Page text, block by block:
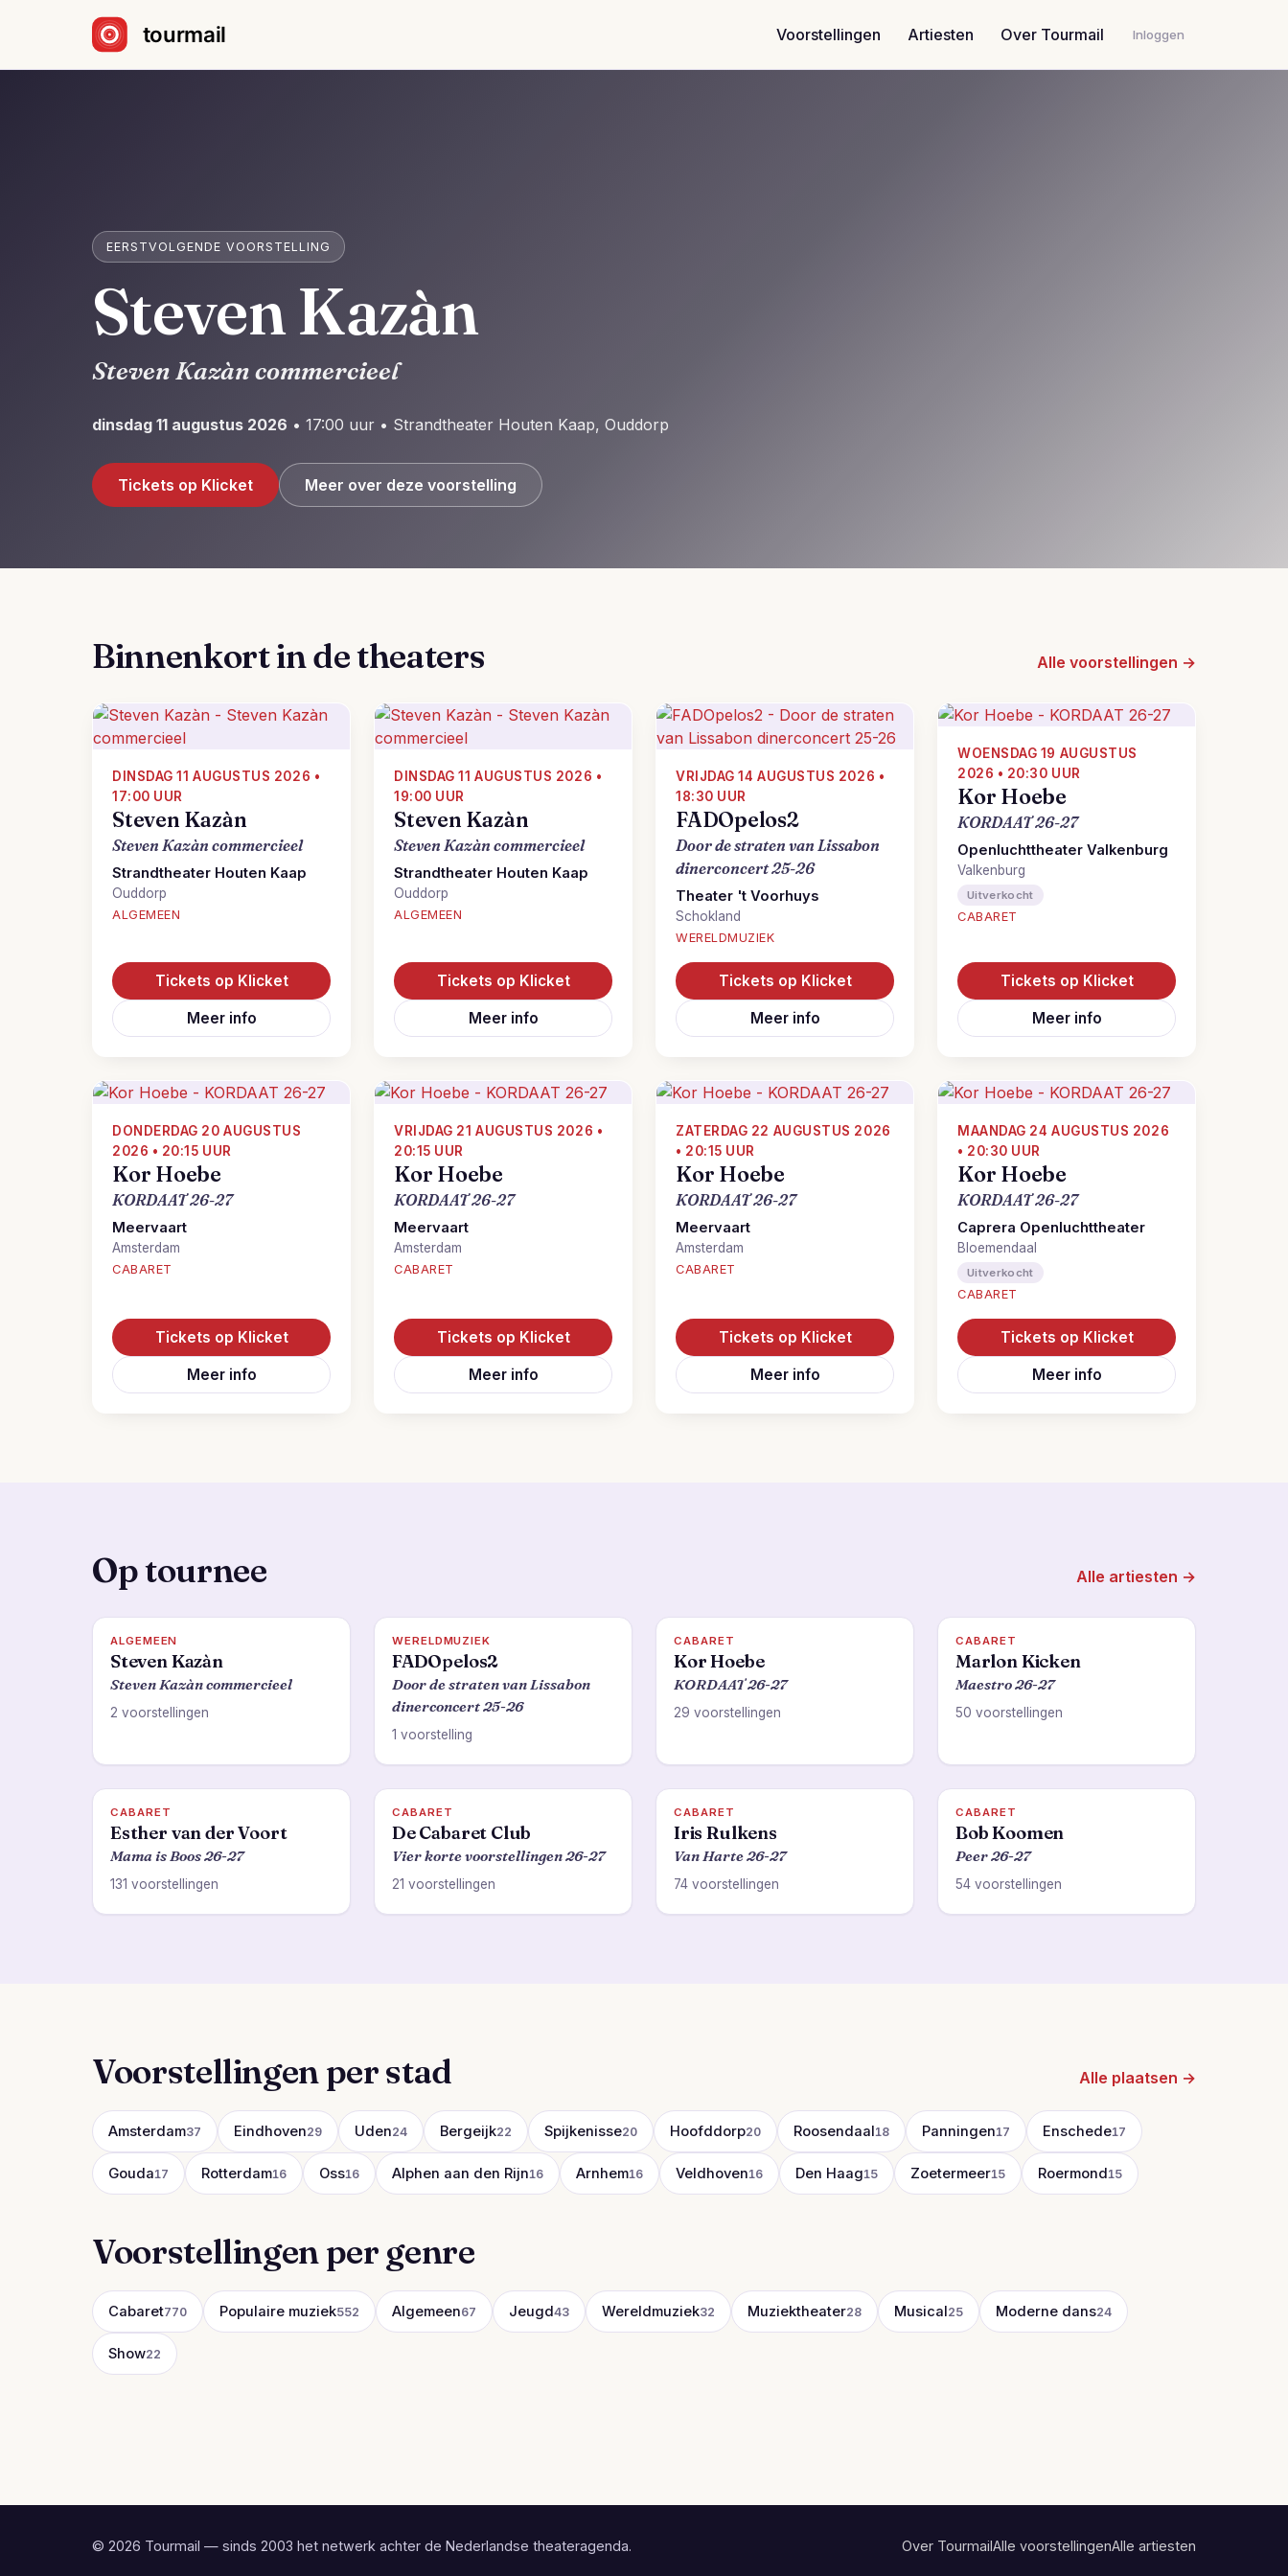
Voorstellingen
Artiesten Over Tourmail Inloggen
EERSTVOLGENDE VOORSTELLING
Steven Kazàn
Steven Kazàn commercieel
dinsdag 11 augustus 2026 • 17:00 uur • Strandtheater Houten Kaap, Ouddorp
Tickets op Klicket Meer over deze voorstelling
Binnenkort in de theaters Alle voorstellingen →
DINSDAG 11 AUGUSTUS 2026 •
17:00 UUR
Steven Kazàn
Steven Kazàn commercieel
Strandtheater Houten Kaap
Ouddorp
ALGEMEEN
Tickets op Klicket
Meer info
DINSDAG 11 AUGUSTUS 2026 •
19:00 UUR
Steven Kazàn
Steven Kazàn commercieel
Strandtheater Houten Kaap
Ouddorp
ALGEMEEN
Tickets op Klicket
Meer info
VRIJDAG 14 AUGUSTUS 2026 •
18:30 UUR
FADOpelos2
Door de straten van Lissabon
dinerconcert 25-26
Theater 't Voorhuys
Schokland
WERELDMUZIEK
Tickets op Klicket
Meer info
WOENSDAG 19 AUGUSTUS
2026 • 20:30 UUR
Kor Hoebe
KORDAAT 26-27
Openluchttheater Valkenburg
Valkenburg
Uitverkocht
CABARET
Tickets op Klicket
Meer info
DONDERDAG 20 AUGUSTUS
2026 • 20:15 UUR
Kor Hoebe
KORDAAT 26-27
Meervaart
Amsterdam
CABARET
Tickets op Klicket
Meer info
VRIJDAG 21 AUGUSTUS 2026 •
20:15 UUR
Kor Hoebe
KORDAAT 26-27
Meervaart
Amsterdam
CABARET
Tickets op Klicket
Meer info
ZATERDAG 22 AUGUSTUS 2026
• 20:15 UUR
Kor Hoebe
KORDAAT 26-27
Meervaart
Amsterdam
CABARET
Tickets op Klicket
Meer info
MAANDAG 24 AUGUSTUS 2026
• 20:30 UUR
Kor Hoebe
KORDAAT 26-27
Caprera Openluchttheater
Bloemendaal
Uitverkocht
CABARET
Tickets op Klicket
Meer info
Op tournee Alle artiesten →
ALGEMEEN
Steven Kazàn
Steven Kazàn commercieel
2 voorstellingen
WERELDMUZIEK
FADOpelos2
Door de straten van Lissabon
dinerconcert 25-26
1 voorstelling
CABARET
Kor Hoebe
KORDAAT 26-27
29 voorstellingen
CABARET
Marlon Kicken
Maestro 26-27
50 voorstellingen
CABARET
Esther van der Voort
Mama is Boos 26-27
131 voorstellingen
CABARET
De Cabaret Club
Vier korte voorstellingen 26-27
21 voorstellingen
CABARET
Iris Rulkens
Van Harte 26-27
74 voorstellingen
CABARET
Bob Koomen
Peer 26-27
54 voorstellingen
Voorstellingen per stad Alle plaatsen →
Amsterdam37 Eindhoven29 Uden24 Bergeijk22 Spijkenisse20 Hoofddorp20 Roosendaal18 Panningen17 Enschede17
Gouda17 Rotterdam16 Oss16 Alphen aan den Rijn16 Arnhem16 Veldhoven16 Den Haag15 Zoetermeer15 Roermond15
Voorstellingen per genre
Cabaret770 Populaire muziek552 Algemeen67 Jeugd43 Wereldmuziek32 Muziektheater28 Musical25 Moderne dans24
Show22
© 2026 Tourmail — sinds 2003 het netwerk achter de Nederlandse theateragenda. Over TourmailAlle voorstellingenAlle artiesten